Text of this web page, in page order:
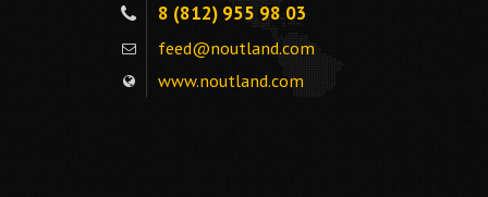
8 (812) 955 98 03
feed@noutland.com
www.noutland.com